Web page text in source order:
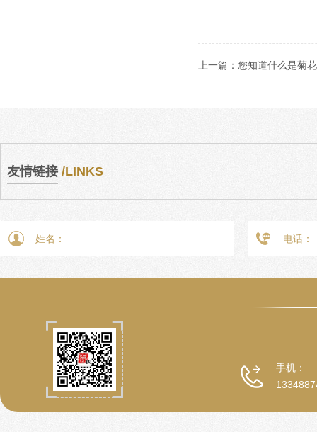
上一篇： 您知道什么是菊
友情链接 /LINKS
手机：